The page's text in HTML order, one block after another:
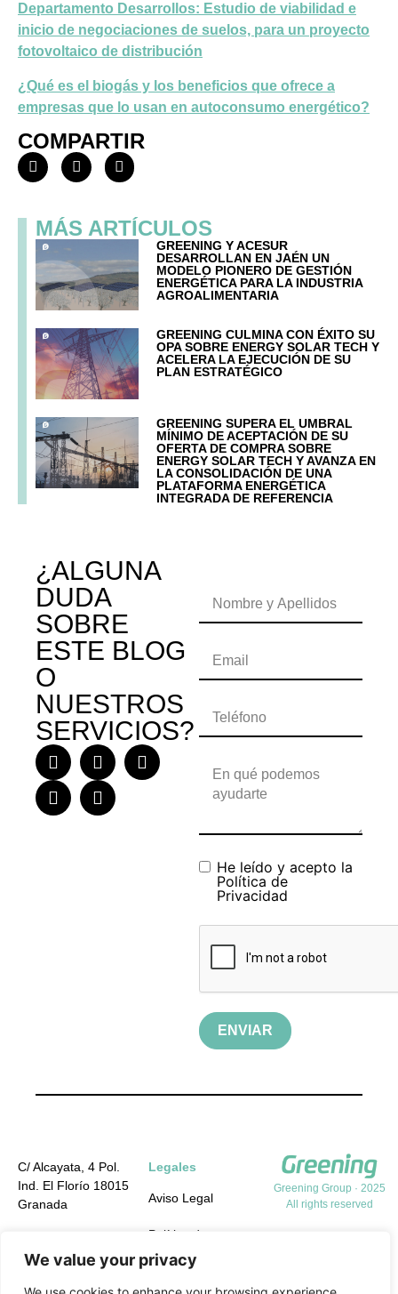
We value your privacy
Departamento Desarrollos: Estudio de viabilidad e
inicio de negociaciones de suelos, para un proyecto
fotovoltaico de distribución
¿Qué es el biogás y los beneficios que ofrece a
empresas que lo usan en autoconsumo energético?
COMPARTIR
MÁS ARTÍCULOS
GREENING Y ACESUR
DESARROLLAN EN JAÉN UN
MODELO PIONERO DE GESTIÓN
ENERGÉTICA PARA LA INDUSTRIA
AGROALIMENTARIA
GREENING CULMINA CON ÉXITO SU
OPA SOBRE ENERGY SOLAR TECH Y
ACELERA LA EJECUCIÓN DE SU
PLAN ESTRATÉGICO
GREENING SUPERA EL UMBRAL
MÍNIMO DE ACEPTACIÓN DE SU
OFERTA DE COMPRA SOBRE
ENERGY SOLAR TECH Y AVANZA EN
LA CONSOLIDACIÓN DE UNA
PLATAFORMA ENERGÉTICA
INTEGRADA DE REFERENCIA
¿ALGUNA
DUDA
SOBRE
ESTE BLOG
O
NUESTROS
SERVICIOS?
He leído y acepto la
Política de
Privacidad
ENVIAR
C/ Alcayata, 4 Pol.
Ind. El Florío 18015
Granada
info@greening-
group.com
Legales
Aviso Legal
Política de
Privacidad
Política de cookies
Greening Group · 2025
All rights reserved